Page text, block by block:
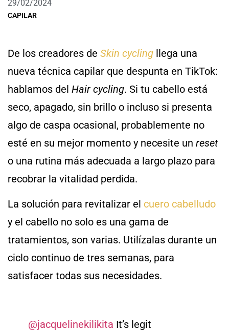
29/02/2024
CAPILAR
De los creadores de Skin cycling llega una
nueva técnica capilar que despunta en TikTok:
hablamos del Hair cycling. Si tu cabello está
seco, apagado, sin brillo o incluso si presenta
algo de caspa ocasional, probablemente no
esté en su mejor momento y necesite un reset
o una rutina más adecuada a largo plazo para
recobrar la vitalidad perdida.
La solución para revitalizar el cuero cabelludo
y el cabello no solo es una gama de
tratamientos, son varias. Utilízalas durante un
ciclo continuo de tres semanas, para
satisfacer todas sus necesidades.
@jacquelinekilikita It’s legit